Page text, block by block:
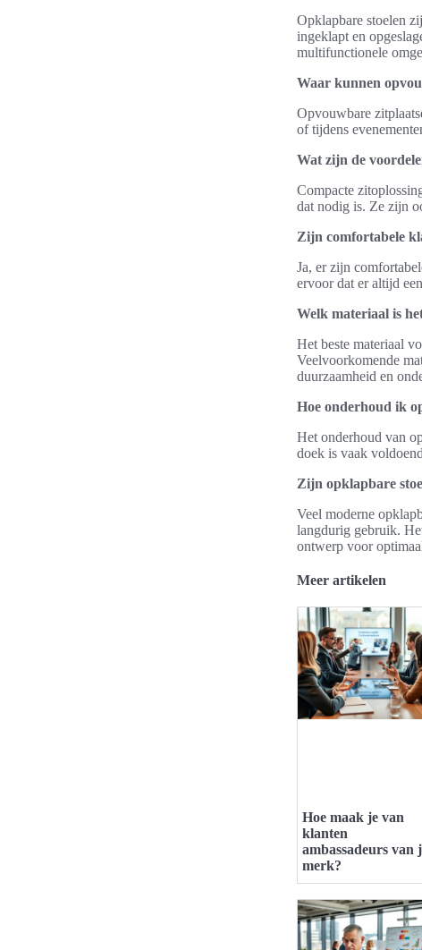
Opklapbare stoelen
ingeklapt en
multifunctionele
Waar kunnen
Opvouwbare
of tijdens
Wat zijn de
Compacte
dat nodig is. Ze zijn
Zijn comfortabele
Ja, er zijn
ervoor dat er altijd
Welk materiaal is
Het beste materiaal
Veelvoorkomende
duurzaamheid en
Hoe onderhoud ik
Het onderhoud van
doek is vaak
Zijn opklapbare
Veel moderne
langdurig gebruik.
ontwerp voor
Meer artikelen
Hoe maak je van
klanten
ambassadeurs van
merk?